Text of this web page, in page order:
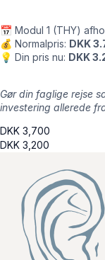
📅 Modul 1 (THY)
💰 Normalpris: DKK
💡 Din pris nu: DKK
Gør din faglige rejse
investering allerede
DKK 3,700
DKK 3,200